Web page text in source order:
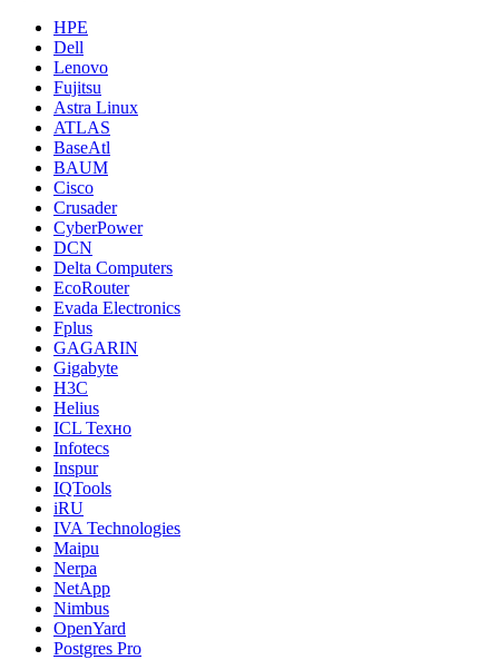
HPE
Dell
Lenovo
Fujitsu
Astra Linux
ATLAS
BaseAtl
BAUM
Cisco
Crusader
CyberPower
DCN
Delta Computers
EcoRouter
Evada Electronics
Fplus
GAGARIN
Gigabyte
H3C
Helius
ICL Техно
Infotecs
Inspur
IQTools
iRU
IVA Technologies
Maipu
Nerpa
NetApp
Nimbus
OpenYard
Postgres Pro